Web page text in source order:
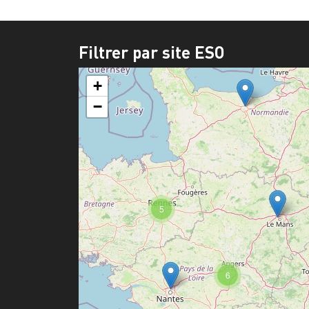
Filtrer par site ESO
6
5
+
−